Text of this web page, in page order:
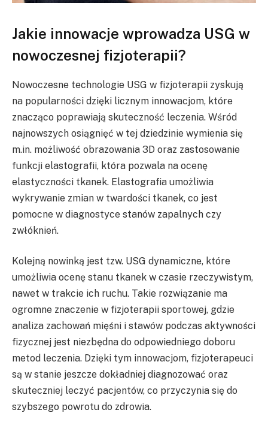
Jakie innowacje wprowadza USG w
nowoczesnej fizjoterapii?
Nowoczesne technologie USG w fizjoterapii zyskują
na popularności dzięki licznym innowacjom, które
znacząco poprawiają skuteczność leczenia. Wśród
najnowszych osiągnięć w tej dziedzinie wymienia się
m.in. możliwość obrazowania 3D oraz zastosowanie
funkcji elastografii, która pozwala na ocenę
elastyczności tkanek. Elastografia umożliwia
wykrywanie zmian w twardości tkanek, co jest
pomocne w diagnostyce stanów zapalnych czy
zwłóknień.
Kolejną nowinką jest tzw. USG dynamiczne, które
umożliwia ocenę stanu tkanek w czasie rzeczywistym,
nawet w trakcie ich ruchu. Takie rozwiązanie ma
ogromne znaczenie w fizjoterapii sportowej, gdzie
analiza zachowań mięśni i stawów podczas aktywności
fizycznej jest niezbędna do odpowiedniego doboru
metod leczenia. Dzięki tym innowacjom, fizjoterapeuci
są w stanie jeszcze dokładniej diagnozować oraz
skuteczniej leczyć pacjentów, co przyczynia się do
szybszego powrotu do zdrowia.